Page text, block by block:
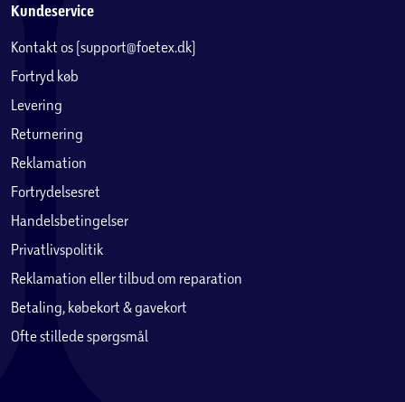
Kundeservice
Kontakt os (support@foetex.dk)
Fortryd køb
Levering
Returnering
Reklamation
Fortrydelsesret
Handelsbetingelser
Privatlivspolitik
Reklamation eller tilbud om reparation
Betaling, købekort & gavekort
Ofte stillede spørgsmål